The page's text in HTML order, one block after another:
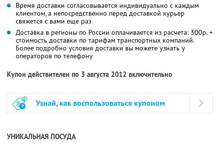
Время доставки согласовывается индивидуально с каждым
клиентом, а непосредственно перед доставкой курьер
свяжется с вами еще раз
Доставка в регионы по России оплачивается из расчета: 300р. +
стоимость доставки по тарифам транспортных компаний.
Более подробно условия доставки вы можете узнать у
операторов по телефону
Купон действителен по 3 августа 2012 включительно
Узнай, как воспользоваться купоном
УНИКАЛЬНАЯ ПОСУДА